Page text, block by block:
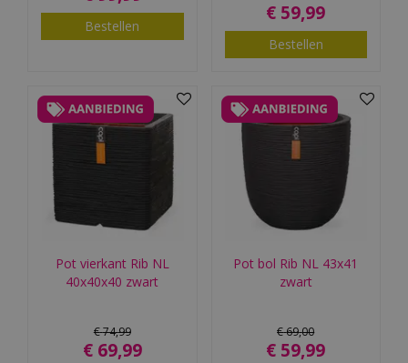
Bestellen
€ 59,99
Bestellen
Pot vierkant Rib NL
40x40x40 zwart
€74,99
€ 69,99
Pot bol Rib NL 43x41
zwart
€69,00
€ 59,99